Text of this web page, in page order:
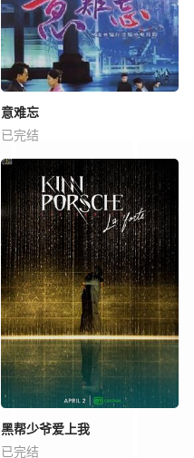
意难忘
已完结
黑帮少爷爱上我
已完结